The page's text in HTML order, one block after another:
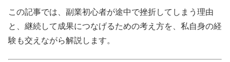
この記事では、副業初心者が途中で挫折してしまう理由
と、継続して成果につなげるための考え方を、私自身の経
験も交えながら解説します。